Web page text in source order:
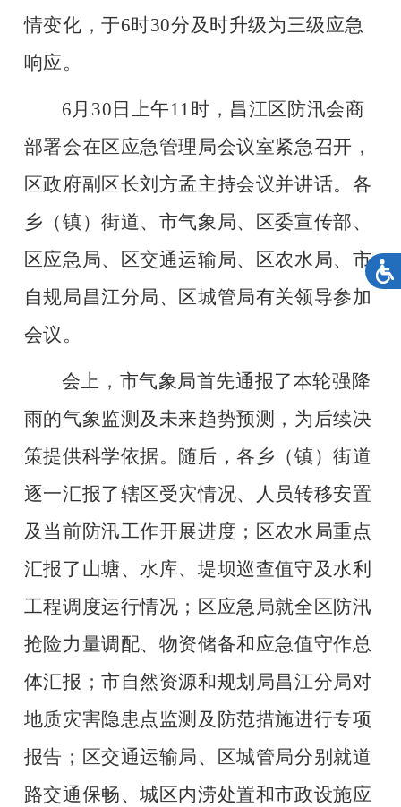
情变化，于6时30分及时升级为三级应急
响应。
6月30日上午11时，昌江区防汛会商
部署会在区应急管理局会议室紧急召开，
区政府副区长刘方孟主持会议并讲话。各
乡（镇）街道、市气象局、区委宣传部、
区应急局、区交通运输局、区农水局、市
自规局昌江分局、区城管局有关领导参加
会议。
会上，市气象局首先通报了本轮强降
雨的气象监测及未来趋势预测，为后续决
策提供科学依据。随后，各乡（镇）街道
逐一汇报了辖区受灾情况、人员转移安置
及当前防汛工作开展进度；区农水局重点
汇报了山塘、水库、堤坝巡查值守及水利
工程调度运行情况；区应急局就全区防汛
抢险力量调配、物资储备和应急值守作总
体汇报；市自然资源和规划局昌江分局对
地质灾害隐患点监测及防范措施进行专项
报告；区交通运输局、区城管局分别就道
路交通保畅、城区内涝处置和市政设施应